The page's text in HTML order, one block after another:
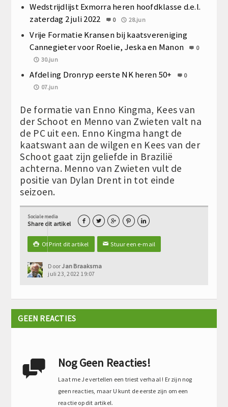
Wedstrijdlijst Exmorra heren hoofdklasse d.e.l.
zaterdag 2 juli 2022
0 28.jun
Vrije Formatie Kransen bij kaatsvereniging
Cannegieter voor Roelie, Jeska en Manon
0
30.jun
Afdeling Dronryp eerste NK heren 50+
0
07.jun
De formatie van Enno Kingma, Kees van
der Schoot en Menno van Zwieten valt na
de PC uit een. Enno Kingma hangt de
kaatswant aan de wilgen en Kees van der
Schoot gaat zijn geliefde in Brazilië
achterna. Menno van Zwieten vult de
positie van Dylan Drent in tot einde
seizoen.
Sociale media
Share dit artikel     
 Of Print dit artikel ✉Stuur een e-mail
DoorJan Braaksma
juli 23, 2022 19:07
GEEN REACTIES
 Nog Geen Reacties!
Laat me Je vertellen een triest verhaal ! Er zijn nog
geen reacties, maar U kunt de eerste zijn om een
reactie op dit artikel.